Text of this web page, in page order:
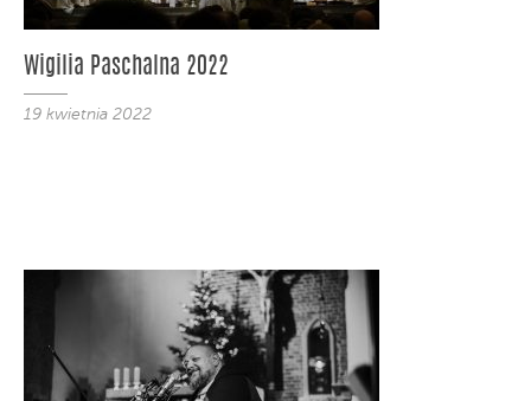
Wigilia Paschalna 2022
19 kwietnia 2022